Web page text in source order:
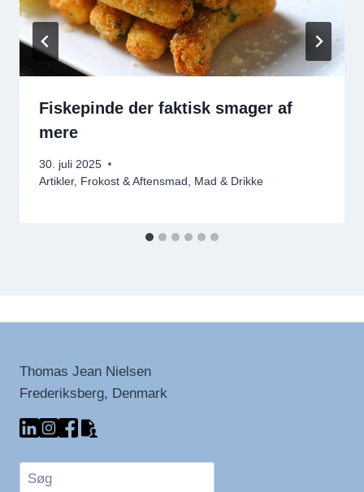
Fiskepinde der faktisk smager af
mere
30. juli 2025
Artikler, Frokost & Aftensmad Mad & Drikke
Thomas Jean Nielsen
Frederiksberg, Denmark
Søg